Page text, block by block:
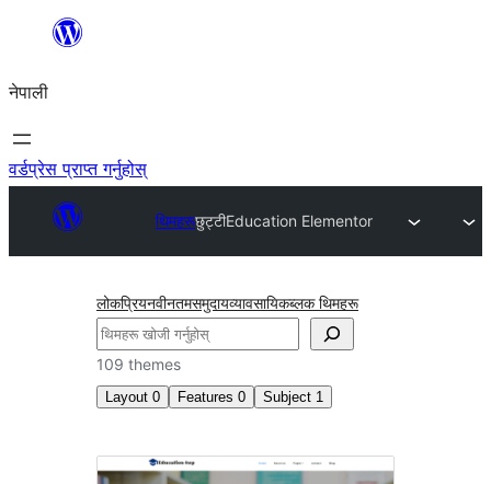
सामग्रीमा
नेपाली
वर्डप्रेस प्राप्त गर्नुहोस्
थिमहरूछुट्टीEducation Elementor
लोकप्रियनवीनतमसमुदायव्यावसायिकब्लक थिमहरू
खोज्नुहोस्
109 themes
Layout 0 Features 0 Subject 1
छुट्टी